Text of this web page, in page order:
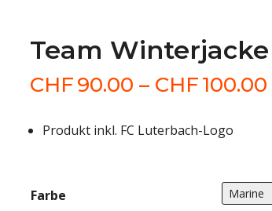
Team
CHF90.00 – CHF100.00
Produkt inkl. FC Luterbach-Logo
Farbe